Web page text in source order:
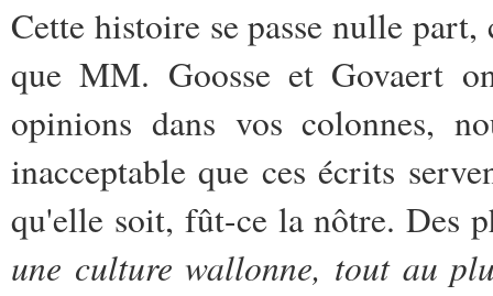
Cette histoire se passe nulle
que MM. Goosse et Govaert
opinions dans vos colonnes,
inacceptable que ces écrits
qu'elle soit, fût-ce la nôtre. Des
une culture wallonne, tout au